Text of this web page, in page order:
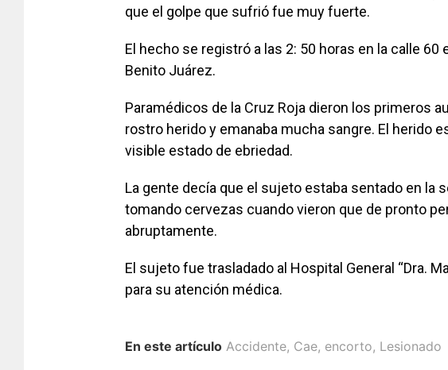
que el golpe que sufrió fue muy fuerte.
El hecho se registró a las 2: 50 horas en la calle 60
Benito Juárez.
Paramédicos de la Cruz Roja dieron los primeros
rostro herido y emanaba mucha sangre. El herido
visible estado de ebriedad.
La gente decía que el sujeto estaba sentado en la
tomando cervezas cuando vieron que de pronto
abruptamente.
El sujeto fue trasladado al Hospital General “Dra.
para su atención médica.
En este artículo Accidente, Cae, encorto, Lesionado